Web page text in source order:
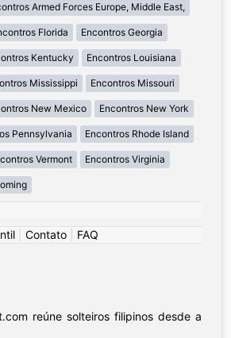
Armed Forces Europe, Middle East,
Florida Encontros Georgia
Kentucky Encontros Louisiana
Mississippi Encontros Missouri
New Mexico Encontros New York
Pennsylvania Encontros Rhode Island
Vermont Encontros Virginia
Contato FAQ
reúne solteiros filipinos desde a